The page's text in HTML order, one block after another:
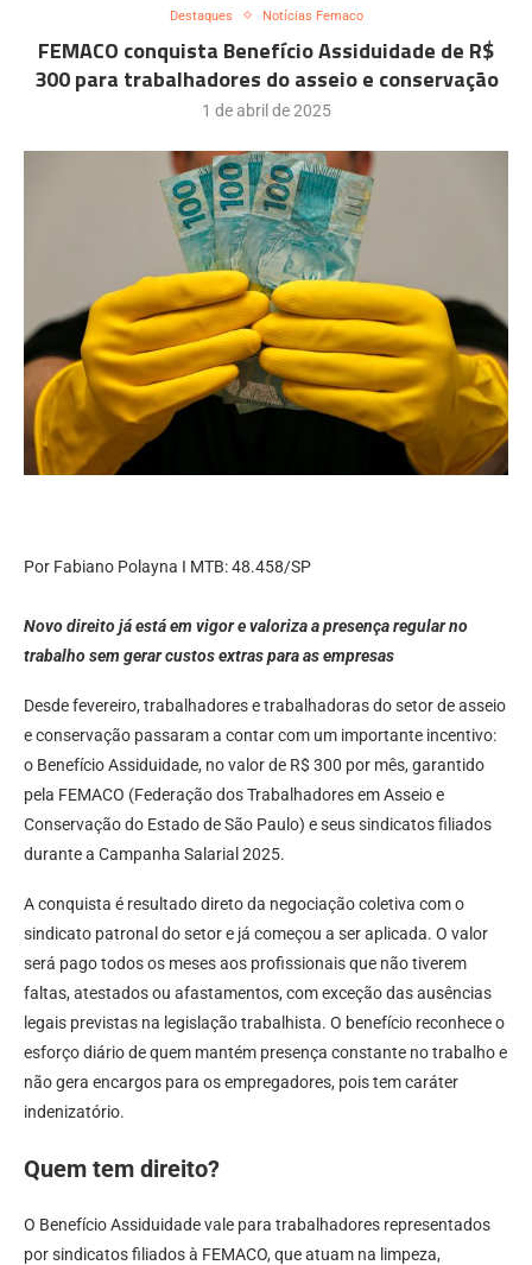
Destaques Notícias Femaco
FEMACO conquista Benefício Assiduidade de R$
300 para trabalhadores do asseio e conservação
1 de abril de 2025
Por Fabiano Polayna I MTB: 48.458/SP
Novo direito já está em vigor e valoriza a presença regular no
trabalho sem gerar custos extras para as empresas
Desde fevereiro, trabalhadores e trabalhadoras do setor de asseio
e conservação passaram a contar com um importante incentivo:
o Benefício Assiduidade, no valor de R$ 300 por mês, garantido
pela FEMACO (Federação dos Trabalhadores em Asseio e
Conservação do Estado de São Paulo) e seus sindicatos filiados
durante a Campanha Salarial 2025.
A conquista é resultado direto da negociação coletiva com o
sindicato patronal do setor e já começou a ser aplicada. O valor
será pago todos os meses aos profissionais que não tiverem
faltas, atestados ou afastamentos, com exceção das ausências
legais previstas na legislação trabalhista. O benefício reconhece o
esforço diário de quem mantém presença constante no trabalho e
não gera encargos para os empregadores, pois tem caráter
indenizatório.
Quem tem direito?
O Benefício Assiduidade vale para trabalhadores representados
por sindicatos filiados à FEMACO, que atuam na limpeza,